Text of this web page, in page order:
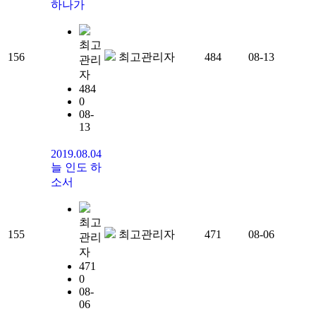
156
하나가
최고
관리
자
484
0
08-
13
최고관리자 484 08-13
155
2019.08.04
늘 인도 하
소서
최고
관리
자
471
0
08-
06
최고관리자 471 08-06